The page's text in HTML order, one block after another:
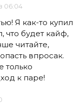
06:04
Я как-то купил
что будет кайф,
читайте,
впросак.
только
к паре!